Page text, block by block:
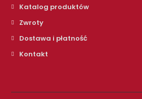
Katalog produktów
Zwroty
Dostawa i płatność
Kontakt